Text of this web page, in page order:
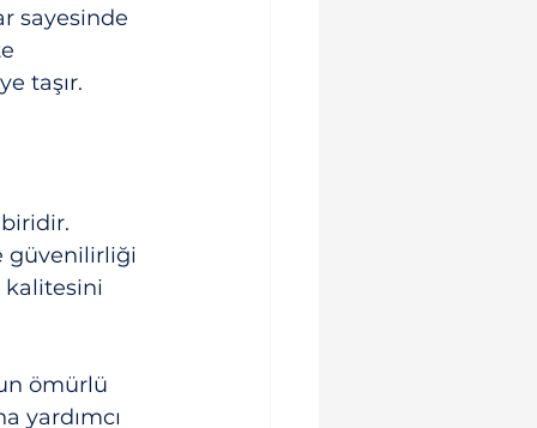
sayesinde
taşır.
güvenilirliği
kalitesini
ömürlü
yardımcı